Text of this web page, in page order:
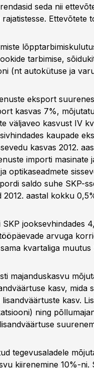
seda nii
Ettevõtete
tarbimise,
(nt autokütuse ja
eksport
kasvas 7%,
väljaveo kasvust IV
kaupade
kasvas 2012.
importi masinate
optikaseadmete
saldo suhe SKP-
2012. aastal kokku
SKP jooksevhindades
arvuga
kvartaliga muutus
majanduskasvu
kasv, mida
kasv.
ning
tegevusaladele
kiirenemine 10%-